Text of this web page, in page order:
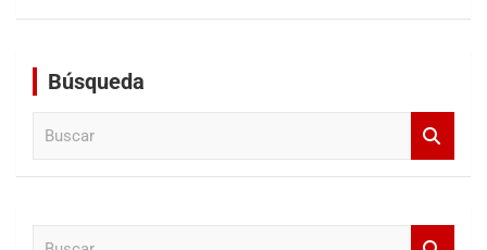
Búsqueda